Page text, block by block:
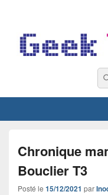
Chronique
Bouclier T3
Posté le 15/12/2021 par